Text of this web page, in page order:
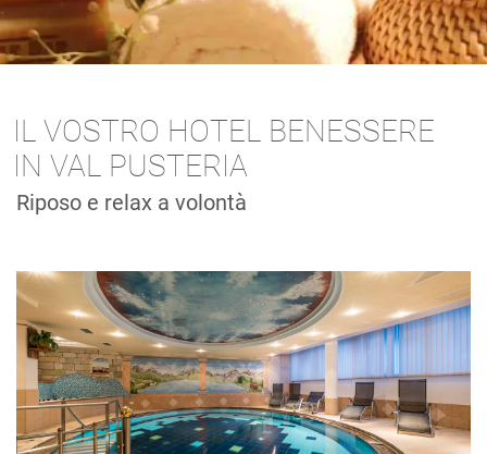
IL VOSTRO HOTEL BENESSERE
IN VAL PUSTERIA
Riposo e relax a volontà